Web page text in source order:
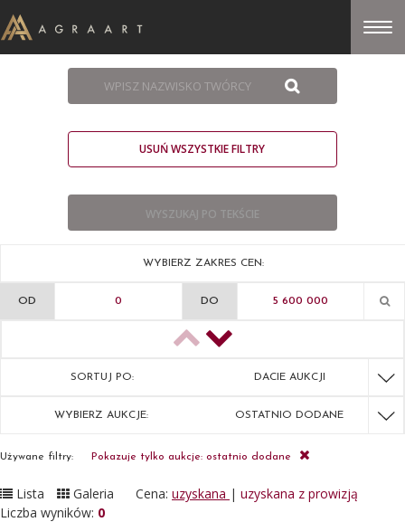
USUŃ WSZYSTKIE FILTRY
WYBIERZ ZAKRES CEN:
OD DO
SORTUJ PO: DACIE AUKCJI
WYBIERZ AUKCJE: OSTATNIO DODANE
Używane filtry: Pokazuje tylko aukcje: ostatnio dodane
Lista Galeria Cena: uzyskana | uzyskana z prowizją
Liczba wyników: 0